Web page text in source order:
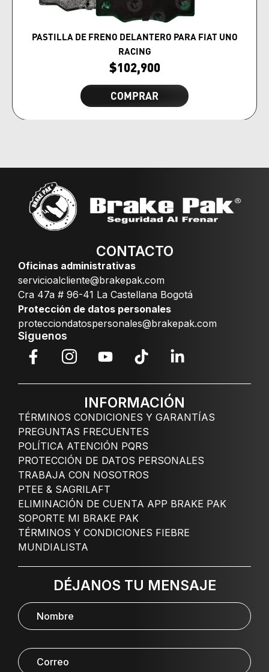
PASTILLA DE FRENO DELANTERO PARA FIAT UNO
RACING
$102,900
COMPRAR
CONTACTO
Oficinas administrativas
servicioalcliente@brakepak.com
Cra 47a # 96-41 La Castellana Bogotá
Protección de datos personales
protecciondatospersonales@brakepak.com
Siguenos
INFORMACIÓN
TÉRMINOS CONDICIONES Y GARANTÍAS
PREGUNTAS FRECUENTES
POLÍTICA ATENCIÓN PQRS
PROTECCIÓN DE DATOS PERSONALES
TRABAJA CON NOSOTROS
PTEE & SAGRILAFT
ELIMINACIÓN DE CUENTA APP BRAKE PAK
SOPORTE MI BRAKE PAK
TÉRMINOS Y CONDICIONES FIEBRE
MUNDIALISTA
DÉJANOS TU MENSAJE